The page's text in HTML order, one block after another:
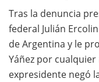
Tras la denuncia
federal Julián
de Argentina y le
Yáñez por
expresidente negó